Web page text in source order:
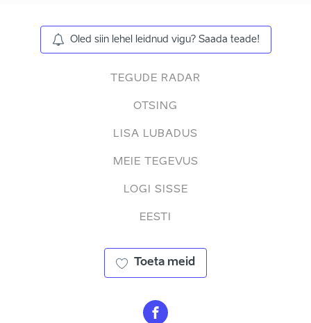
Oled siin lehel leidnud vigu? Saada teade!
TEGUDE RADAR
OTSING
LISA LUBADUS
MEIE TEGEVUS
LOGI SISSE
EESTI
Toeta meid